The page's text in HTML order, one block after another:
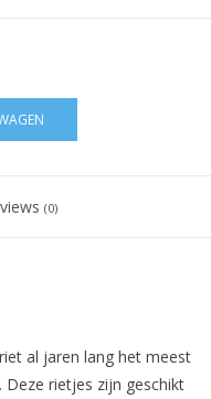
(0)
al jaren lang het meest
Deze rietjes zijn geschikt